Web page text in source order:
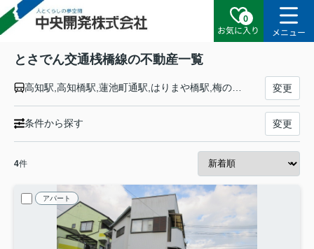
0
お気に入り
メニュー
とさでん交通桟橋線の不動産一覧
変更
条件から探す 変更
4件
アパート